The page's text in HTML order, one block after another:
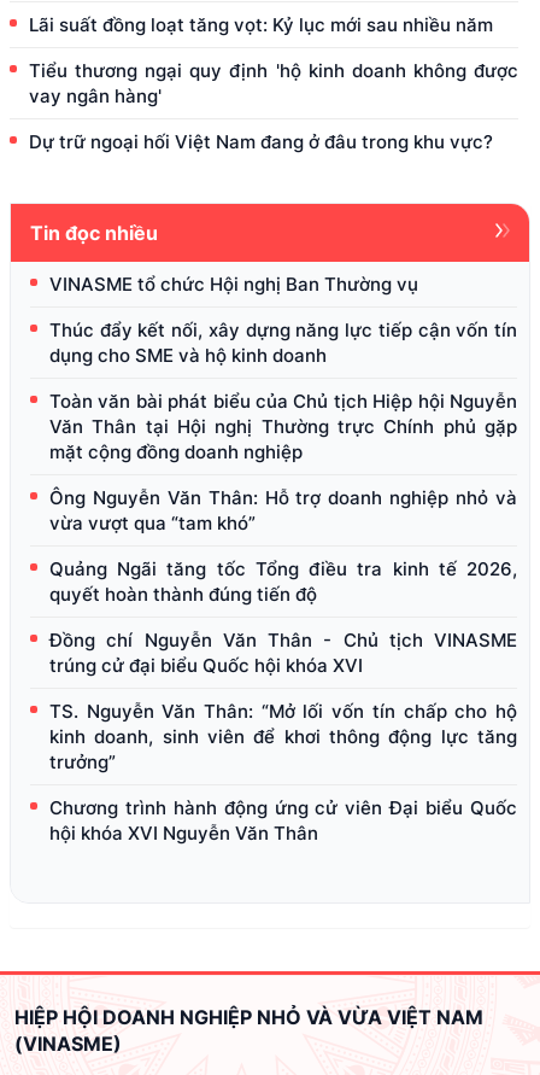
Lãi suất đồng loạt tăng vọt: Kỷ lục mới sau nhiều năm
Tiểu thương ngại quy định 'hộ kinh doanh không được
vay ngân hàng'
Dự trữ ngoại hối Việt Nam đang ở đâu trong khu vực?
Tin đọc nhiều
VINASME tổ chức Hội nghị Ban Thường vụ
Thúc đẩy kết nối, xây dựng năng lực tiếp cận vốn tín
dụng cho SME và hộ kinh doanh
Toàn văn bài phát biểu của Chủ tịch Hiệp hội Nguyễn
Văn Thân tại Hội nghị Thường trực Chính phủ gặp
mặt cộng đồng doanh nghiệp
Ông Nguyễn Văn Thân: Hỗ trợ doanh nghiệp nhỏ và
vừa vượt qua “tam khó”
Quảng Ngãi tăng tốc Tổng điều tra kinh tế 2026,
quyết hoàn thành đúng tiến độ
Đồng chí Nguyễn Văn Thân - Chủ tịch VINASME
trúng cử đại biểu Quốc hội khóa XVI
TS. Nguyễn Văn Thân: “Mở lối vốn tín chấp cho hộ
kinh doanh, sinh viên để khơi thông động lực tăng
trưởng”
Chương trình hành động ứng cử viên Đại biểu Quốc
hội khóa XVI Nguyễn Văn Thân
HIỆP HỘI DOANH NGHIỆP NHỎ VÀ VỪA VIỆT NAM
(VINASME)